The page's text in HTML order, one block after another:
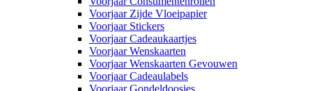
Voorjaar Zijde Vloeipapier
Voorjaar Stickers
Voorjaar Cadeaukaartjes
Voorjaar Wenskaarten
Voorjaar Wenskaarten Gevouwen
Voorjaar Cadeaulabels
Voorjaar Gondeldoosjes